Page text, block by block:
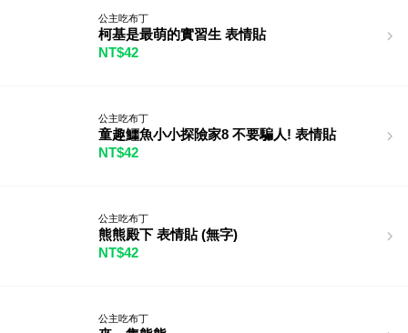
公主吃布丁
柯基是最萌的實習生 表情貼
NT$42
公主吃布丁
童趣鱷魚小小探險家8 不要騙人! 表情貼
NT$42
公主吃布丁
熊熊殿下 表情貼 (無字)
NT$42
公主吃布丁